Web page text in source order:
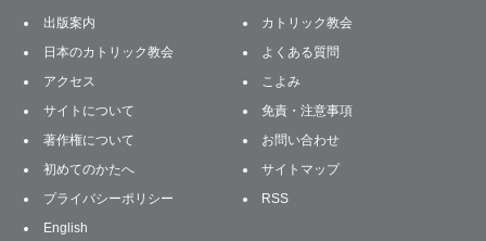
出版案内
カトリック教会
日本のカトリック教会
よくある質問
アクセス
こよみ
サイトについて
免責・注意事項
著作権について
お問い合わせ
初めてのかたへ
サイトマップ
プライバシーポリシー
RSS
English